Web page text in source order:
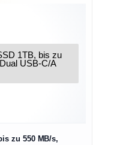
zu 550 MB/s,